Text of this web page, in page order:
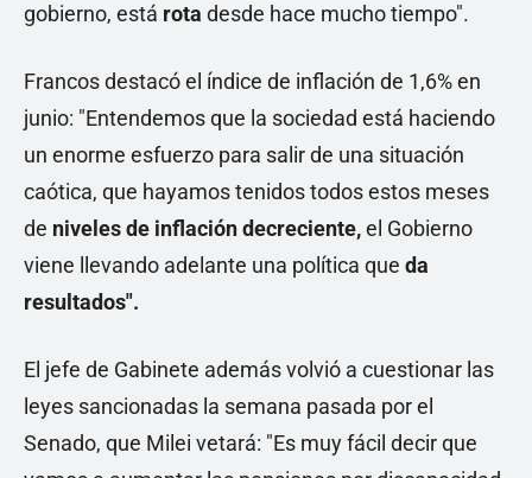
gobierno, está rota desde hace mucho tiempo".
Francos destacó el índice de inflación de 1,6% en
junio: "Entendemos que la sociedad está haciendo
un enorme esfuerzo para salir de una situación
caótica, que hayamos tenidos todos estos meses
de niveles de inflación decreciente,el Gobierno
viene llevando adelante una política que da
resultados".
El jefe de Gabinete además volvió a cuestionar las
leyes sancionadas la semana pasada por el
Senado, que Milei vetará: "Es muy fácil decir que